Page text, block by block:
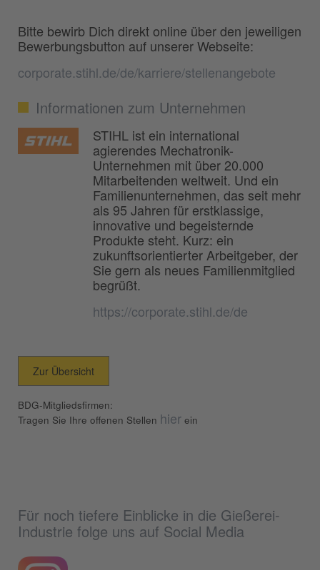
Bitte bewirb Dich direkt online über den jeweiligen
Bewerbungsbutton auf unserer Webseite:
corporate.stihl.de/de/karriere/stellenangebote
Informationen zum Unternehmen
STIHL ist ein international
agierendes Mechatronik-
Unternehmen mit über 20.000
Mitarbeitenden weltweit. Und ein
Familienunternehmen, das seit mehr
als 95 Jahren für erstklassige,
innovative und begeisternde
Produkte steht. Kurz: ein
zukunftsorientierter Arbeitgeber, der
Sie gern als neues Familienmitglied
begrüßt.
https://corporate.stihl.de/de
Zur Übersicht
BDG-Mitgliedsfirmen:
Tragen Sie Ihre offenen Stellen hier ein
Für noch tiefere Einblicke in die Gießerei-
Industrie folge uns auf Social Media